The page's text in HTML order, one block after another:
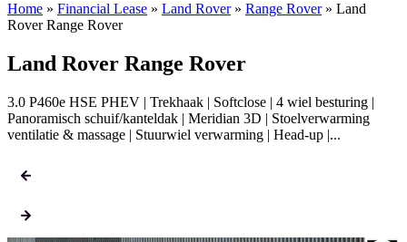
Home » Financial Lease » Land Rover » Range Rover » Land
Rover Range Rover
Land Rover Range Rover
3.0 P460e HSE PHEV | Trekhaak | Softclose | 4 wiel besturing |
Panoramisch schuif/kanteldak | Meridian 3D | Stoelverwarming
ventilatie & massage | Stuurwiel verwarming | Head-up |...